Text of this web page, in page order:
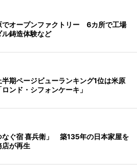
でオープンファクトリー 6カ所で工場
ル鋳造体験など
期ページビューランキング1位は米原
ンド・シフォンケーキ」
なぐ宿 喜兵衛」 築135年の日本家屋を
が再生